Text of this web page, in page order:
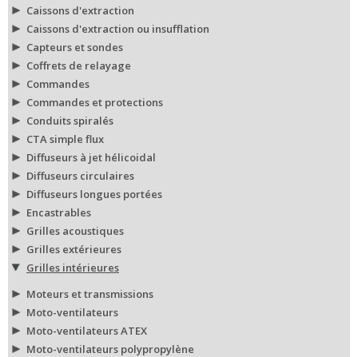
Caissons d'extraction
Caissons d'extraction ou insufflation
Capteurs et sondes
Coffrets de relayage
Commandes
Commandes et protections
Conduits spiralés
CTA simple flux
Diffuseurs à jet hélicoidal
Diffuseurs circulaires
Diffuseurs longues portées
Encastrables
Grilles acoustiques
Grilles extérieures
Grilles intérieures
Moteurs et transmissions
Moto-ventilateurs
Moto-ventilateurs ATEX
Moto-ventilateurs polypropylène